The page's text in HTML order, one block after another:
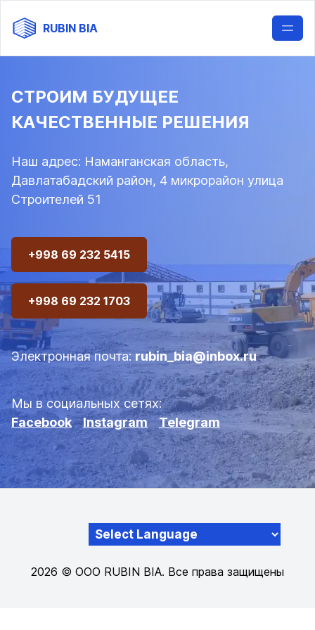
RUBIN BIA
СТРОИМ БУДУЩЕЕ
КАЧЕСТВЕННЫЕ РЕШЕНИЯ
Наш адрес: Наманганская область,
Давлатабадский район, 4 микрорайон улица
Строителей 51
+998 69 232 5415
+998 69 232 1703
Электронная почта: rubin_bia@inbox.ru
Мы в социальных сетях:
Facebook
Instagram Telegram
Powered by
2026 © ООО RUBIN BIA. Все права защищены